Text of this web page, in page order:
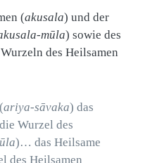
(akusala) und der
mūla) sowie des
des Heilsamen
ariya-sāvaka) das
Wurzel des
)… das Heilsame
des Heilsamen